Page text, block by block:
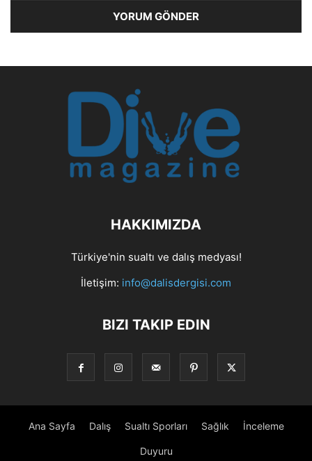
HAKKIMIZDA
Türkiye'nin sualtı ve dalış medyası!
İletişim: info@dalisdergisi.com
BIZI TAKIP EDIN
Ana Sayfa Dalış Sualtı Sporları Sağlık İnceleme
Duyuru